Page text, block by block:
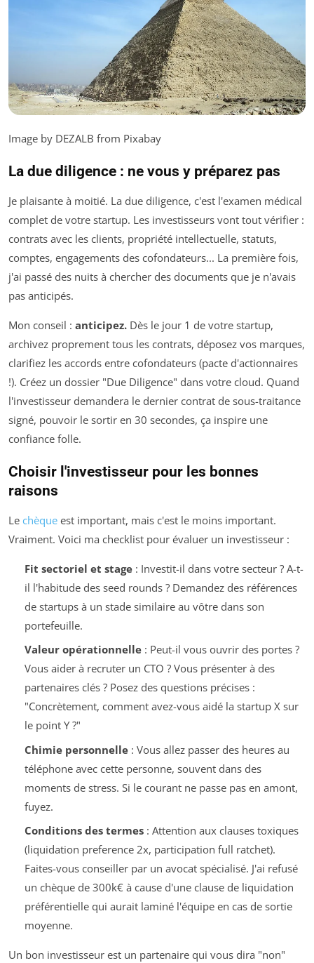
Image by DEZALB from Pixabay
La due diligence : ne vous y préparez pas
Je plaisante à moitié. La due diligence, c'est l'examen médical
complet de votre startup. Les investisseurs vont tout vérifier :
contrats avec les clients, propriété intellectuelle, statuts,
comptes, engagements des cofondateurs... La première fois,
j'ai passé des nuits à chercher des documents que je n'avais
pas anticipés.
Mon conseil : anticipez. Dès le jour 1 de votre startup,
archivez proprement tous les contrats, déposez vos marques,
clarifiez les accords entre cofondateurs (pacte d'actionnaires
!). Créez un dossier "Due Diligence" dans votre cloud. Quand
l'investisseur demandera le dernier contrat de sous-traitance
signé, pouvoir le sortir en 30 secondes, ça inspire une
confiance folle.
Choisir l'investisseur pour les bonnes
raisons
Le chèque est important, mais c'est le moins important.
Vraiment. Voici ma checklist pour évaluer un investisseur :
Fit sectoriel et stage: Investit-il dans votre secteur ? A-t-
il l'habitude des seed rounds ? Demandez des références
de startups à un stade similaire au vôtre dans son
portefeuille.
Valeur opérationnelle: Peut-il vous ouvrir des portes ?
Vous aider à recruter un CTO ? Vous présenter à des
partenaires clés ? Posez des questions précises :
"Concrètement, comment avez-vous aidé la startup X sur
le point Y ?"
Chimie personnelle: Vous allez passer des heures au
téléphone avec cette personne, souvent dans des
moments de stress. Si le courant ne passe pas en amont,
fuyez.
Conditions des termes: Attention aux clauses toxiques
(liquidation preference 2x, participation full ratchet).
Faites-vous conseiller par un avocat spécialisé. J'ai refusé
un chèque de 300k€ à cause d'une clause de liquidation
préférentielle qui aurait laminé l'équipe en cas de sortie
moyenne.
Un bon investisseur est un partenaire qui vous dira "non"